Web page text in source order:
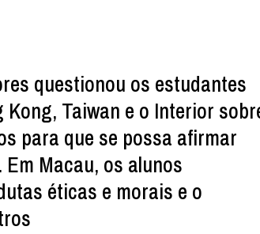
questionou os estudantes
Taiwan e o Interior
para que se possa afirmar
Macau, os alunos
éticas e morais e o